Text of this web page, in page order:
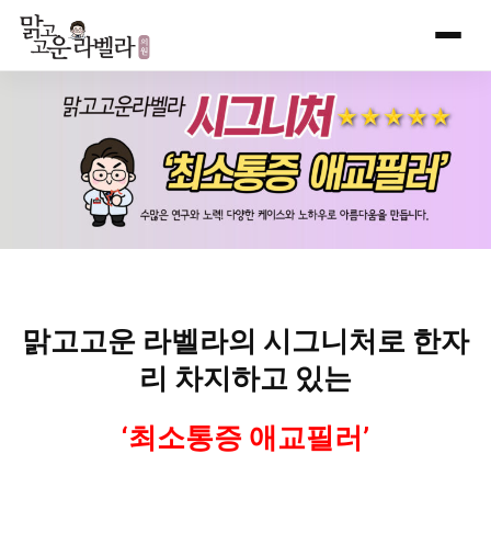
Skip
content
맑고고운 라벨라의 시그니처로 한자
리 차지하고 있는
‘최소통증 애교필러’